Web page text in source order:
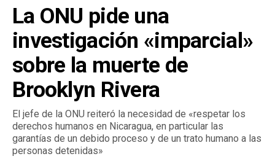
La ONU pide una
investigación «imparcial»
sobre la muerte de
Brooklyn Rivera
El jefe de la ONU reiteró la necesidad de «respetar los
derechos humanos en Nicaragua, en particular las
garantías de un debido proceso y de un trato humano a las
personas detenidas»